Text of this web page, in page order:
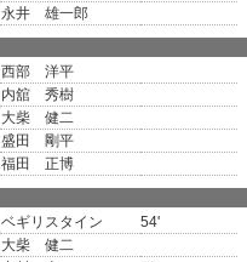
永井 雄一郎
西部 洋平
内舘 秀樹
大柴 健二
盛田 剛平
福田 正博
ベギリスタイン
54'
大柴 健二